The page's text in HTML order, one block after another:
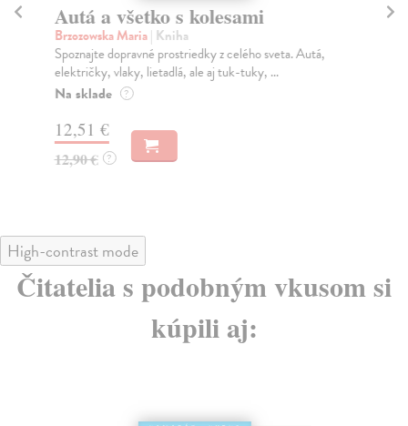
Autá a všetko s kolesami
Brzozowska Maria| Kniha
Spoznajte dopravné prostriedky z celého sveta. Autá,
električky, vlaky, lietadlá, ale aj tuk-tuky, ...
Na sklade ?
12,51 €
12,90 € ?
High-contrast mode
Čitatelia s podobným vkusom si
kúpili aj: